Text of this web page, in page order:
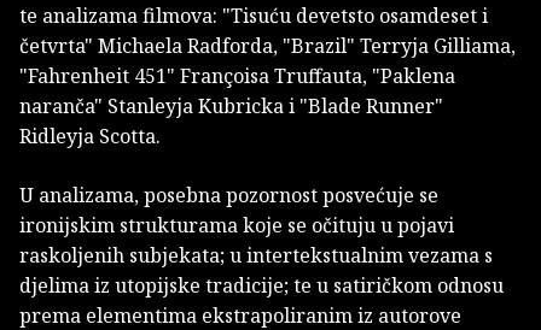
te analizama filmova: "Tisuću devetsto osamdeset i
četvrta" Michaela Radforda, "Brazil" Terryja Gilliama,
"Fahrenheit 451" Françoisa Truffauta, "Paklena
naranča" Stanleyja Kubricka i "Blade Runner"
Ridleyja Scotta.
U analizama, posebna pozornost posvećuje se
ironijskim strukturama koje se očituju u pojavi
raskoljenih subjekata; u intertekstualnim vezama s
djelima iz utopijske tradicije; te u satiričkom odnosu
prema elementima ekstrapoliranim iz autorove